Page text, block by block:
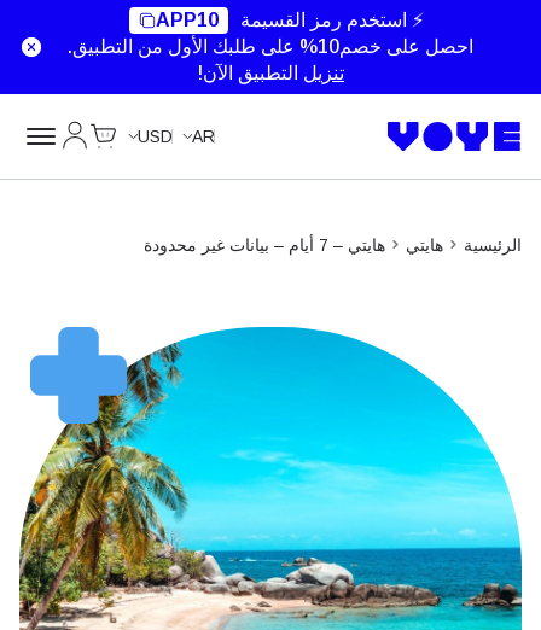
⚡ استخدم رمز القسيمة
APP10
احصل على خصم10% على طلبك الأول من التطبيق.
تنزيل التطبيق الآن!
AR
USD
الرئيسية هايتي هايتي – 7 أيام – بيانات غير محدودة
Unlimited Data
Unlimited Data
Unlimited Data